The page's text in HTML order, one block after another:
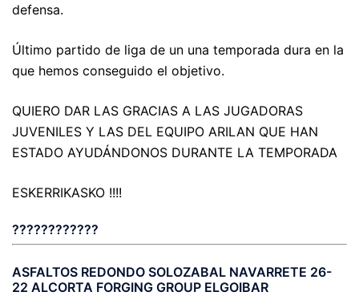
defensa.
Último partido de liga de un una temporada dura en la
que hemos conseguido el objetivo.
QUIERO DAR LAS GRACIAS A LAS JUGADORAS
JUVENILES Y LAS DEL EQUIPO ARILAN QUE HAN
ESTADO AYUDÁNDONOS DURANTE LA TEMPORADA
ESKERRIKASKO !!!!
????????????
ASFALTOS REDONDO SOLOZABAL NAVARRETE 26-
22 ALCORTA FORGING GROUP ELGOIBAR